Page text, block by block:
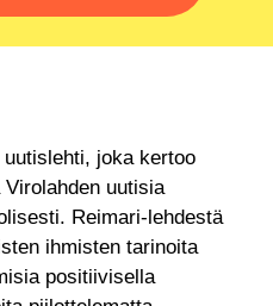
joka kertoo
uutisia
Reimari-lehdestä
ihmisten tarinoita
positiivisella